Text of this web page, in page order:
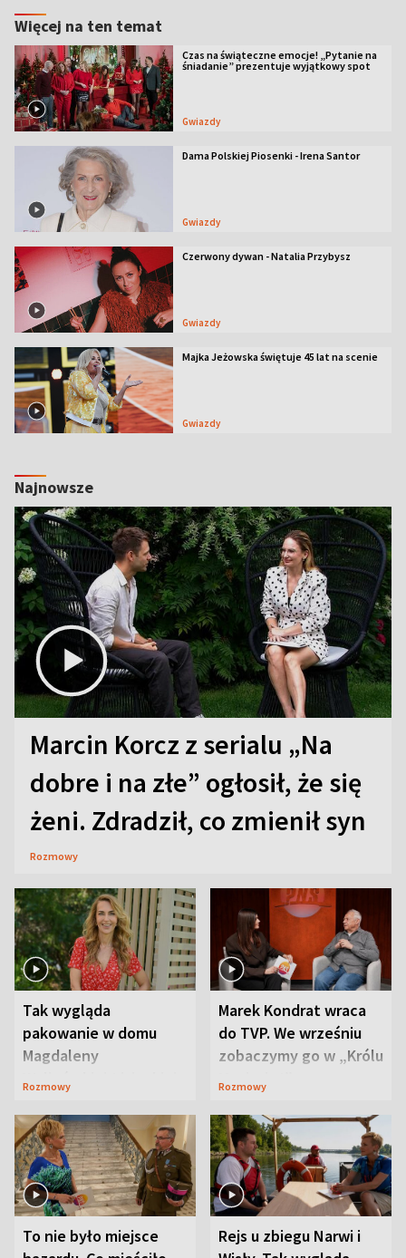
Więcej na ten temat
Czas na świąteczne emocje! „Pytanie na
śniadanie” prezentuje wyjątkowy spot
Gwiazdy
Dama Polskiej Piosenki - Irena Santor
Gwiazdy
Czerwony dywan - Natalia Przybysz
Gwiazdy
Majka Jeżowska świętuje 45 lat na scenie
Gwiazdy
Najnowsze
Marcin Korcz z serialu „Na
dobre i na złe” ogłosił, że się
żeni. Zdradził, co zmienił syn
Rozmowy
Tak wygląda
pakowanie w domu
Magdaleny
Waligórskiej-Lisieckiej.
Rozmowy
Marek Kondrat wraca
do TVP. We wrześniu
zobaczymy go w „Królu
Maciusiu I”
Rozmowy
To nie było miejsce
Rejs u zbiegu Narwi i